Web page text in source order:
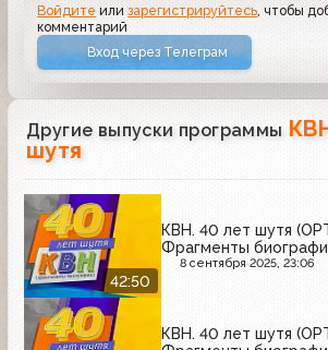
Войдите илизарегистрируйтесь , чтобы
комментарий
Вход через Телеграм
Другие выпуски программы
шутя
42:50
КВН. 40 лет шутя
Фрагменты
8 сентября 2025, 23:06
КВН. 40 лет шутя